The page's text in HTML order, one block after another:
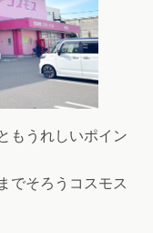
もうれしいポイン
でそろうコスモス